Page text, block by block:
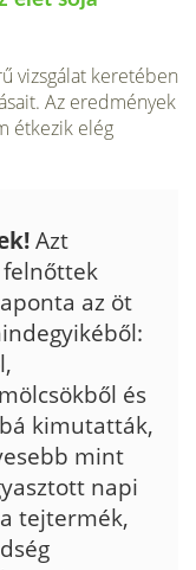
vizsgálat keretében
Az eredmények
étkezik elég
Azt
felnőttek
az öt
és
kimutatták,
mint
napi
tejtermék,